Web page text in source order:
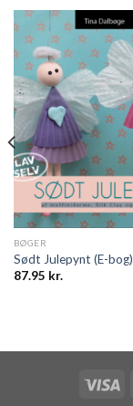
BØGER
Sødt Julepynt (E-bog)
87.95 kr.